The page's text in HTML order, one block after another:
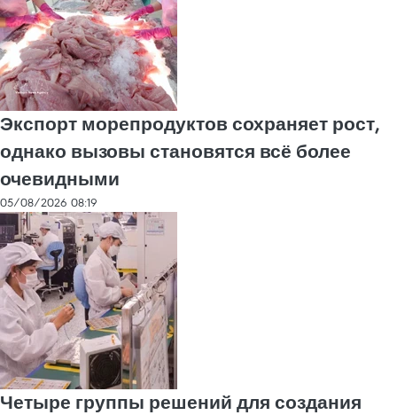
Экспорт морепродуктов сохраняет рост,
однако вызовы становятся всё более
очевидными
05/08/2026 08:19
Четыре группы решений для создания